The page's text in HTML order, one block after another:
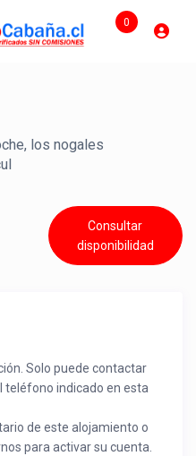
0
los nogales
Consultar
disponibilidad
Solo puede contactar
teléfono indicado en esta
de este alojamiento o
para activar su cuenta.